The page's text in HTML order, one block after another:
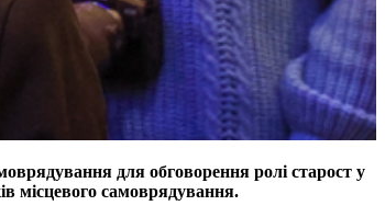
для обговорення ролі старост у
місцевого самоврядування.